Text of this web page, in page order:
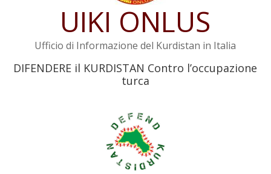
Il KNK chiede un’azione internazionale contro i crimini di guerra
UIKI ONLUS
Ufficio di Informazione del Kurdistan in Italia
DIFENDERE il KURDISTAN Contro l’occupazione
turca